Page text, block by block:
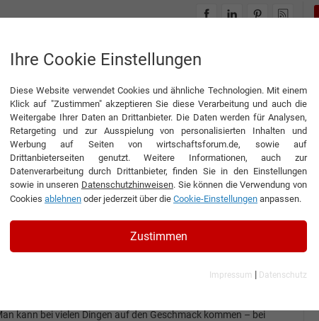
INTERVIEWS
Europe ApS
Interview
Interview mit Jochen Gabler von Sprout
Sprout SPOON: Auf den Löffel
kann bei vielen Dingen auf den Geschmack kommen – bei
Ihre Cookie Einstellungen
Diese Website verwendet Cookies und ähnliche Technologien. Mit einem
Klick auf "Zustimmen" akzeptieren Sie diese Verarbeitung und auch die
Weitergabe Ihrer Daten an Drittanbieter. Die Daten werden für Analysen,
Retargeting und zur Ausspielung von personalisierten Inhalten und
Werbung auf Seiten von wirtschaftsforum.de, sowie auf
Drittanbieterseiten genutzt. Weitere Informationen, auch zur
Datenverarbeitung durch Drittanbieter, finden Sie in den Einstellungen
sowie in unseren Datenschutzhinweisen. Sie können die Verwendung von
Cookies ablehnen oder jederzeit über die Cookie-Einstellungen anpassen.
Zustimmen
Impressum | Datenschutz